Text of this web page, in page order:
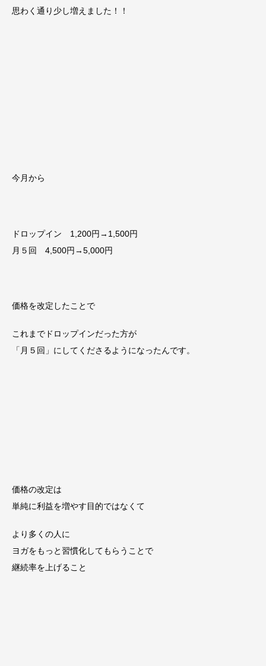
思わく通り少し増えました！！
今月から
ドロップイン 1,200円→1,500円
月５回 4,500円→5,000円
価格を改定したことで
これまでドロップインだった方が
「月５回」にしてくださるようになったんです。
価格の改定は
単純に利益を増やす目的ではなくて
より多くの人に
ヨガをもっと習慣化してもらうことで
継続率を上げること